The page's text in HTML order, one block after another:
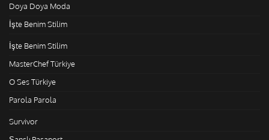
Doya Doya Moda
İşte Benim Stilim
İşte Benim Stilim
MasterChef Türkiye
O Ses Türkiye
Parola Parola
Survivor